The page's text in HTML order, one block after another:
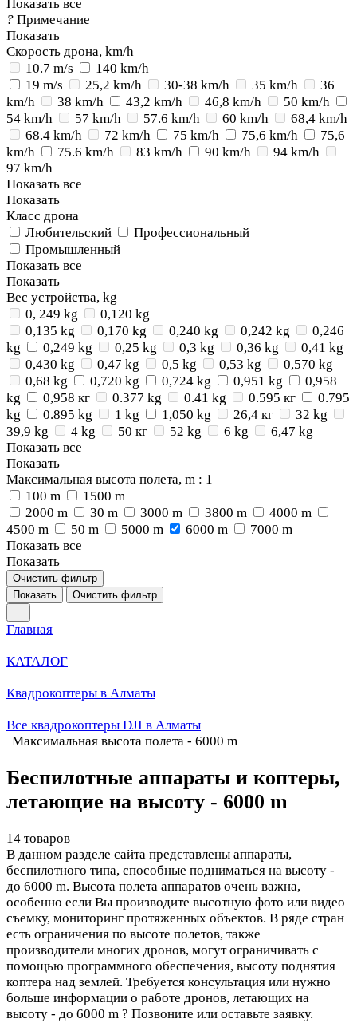
Показать все
? Примечание
Показать
Скорость дрона, km/h
10.7 m/s
140 km/h
19 m/s
25,2 km/h 30-38 km/h 35 km/h
36
km/h
38 km/h 43,2 km/h 46,8 km/h
50 km/h
54 km/h
57 km/h 57.6 km/h 60 km/h
68,4 km/h
68.4 km/h
72 km/h 75 km/h 75,6 km/h
75,6
km/h
75.6 km/h 83 km/h 90 km/h
94 km/h
97 km/h
Показать все
Показать
Класс дрона
Любительский
Профессиональный
Промышленный
Показать все
Показать
Вес устройства, kg
0, 249 kg
0,120 kg
0,135 kg
0,170 kg 0,240 kg 0,242 kg
0,246
kg
0,249 kg 0,25 kg 0,3 kg 0,36 kg
0,41 kg
0,430 kg
0,47 kg 0,5 kg 0,53 kg
0,570 kg
0,68 kg
0,720 kg 0,724 kg 0,951 kg
0,958
kg
0,958 кг 0.377 kg 0.41 kg 0.595 кг
0.795
kg
0.895 kg 1 kg 1,050 kg 26,4 кг
32 kg
39,9 kg
4 kg 50 кг 52 kg 6 kg
6,47 kg
Показать все
Показать
Максимальная высота полета, m : 1
100 m
1500 m
2000 m
30 m 3000 m 3800 m
4000 m
4500 m
50 m 5000 m 6000 m
7000 m
Показать все
Показать
Очистить фильтр
Показать
Очистить фильтр
Главная
КАТАЛОГ
Квадрокоптеры в Алматы
Все квадрокоптеры DJI в Алматы
Максимальная высота полета - 6000 m
Беспилотные аппараты и коптеры,
летающие на высоту - 6000 m
14 товаров
В данном разделе сайта представлены аппараты,
беспилотного типа, способные подниматься на высоту -
до 6000 m. Высота полета аппаратов очень важна,
особенно если Вы производите высотную фото или видео
съемку, мониторинг протяженных объектов. В ряде стран
есть ограничения по высоте полетов, также
производители многих дронов, могут ограничивать с
помощью программного обеспечения, высоту поднятия
коптера над землей. Требуется консультация или нужно
больше информации о работе дронов, летающих на
высоту - до 6000 m ? Позвоните или оставьте заявку.